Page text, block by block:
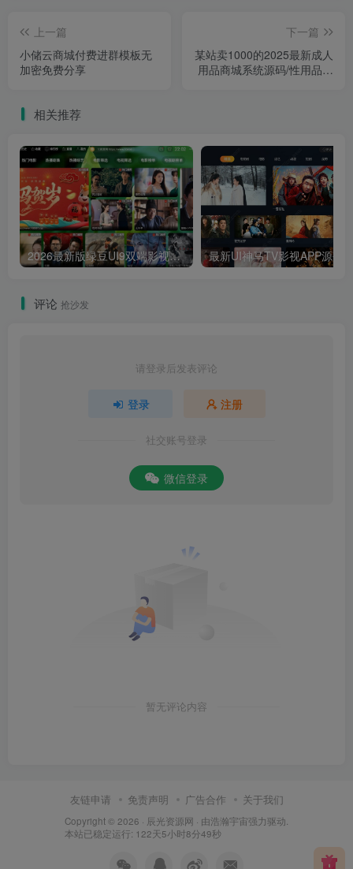
上一篇
小储云商城付费进群模板无
加密免费分享
下一篇
某站卖1000的2025最新成人
用品商城系统源码/性用品商
相关推荐
2026最新版绿豆UI9双端影视APP源码
评论 抢沙发
请登录后发表评论
登录 注册
社交账号登录
微信登录
暂无评论内容
友链申请 免责声明 广告合作 关于我们
Copyright © 2026 · 辰光资源网 · 由浩瀚宇宙强力驱动.
本站已稳定运行: 122天5小时8分49秒